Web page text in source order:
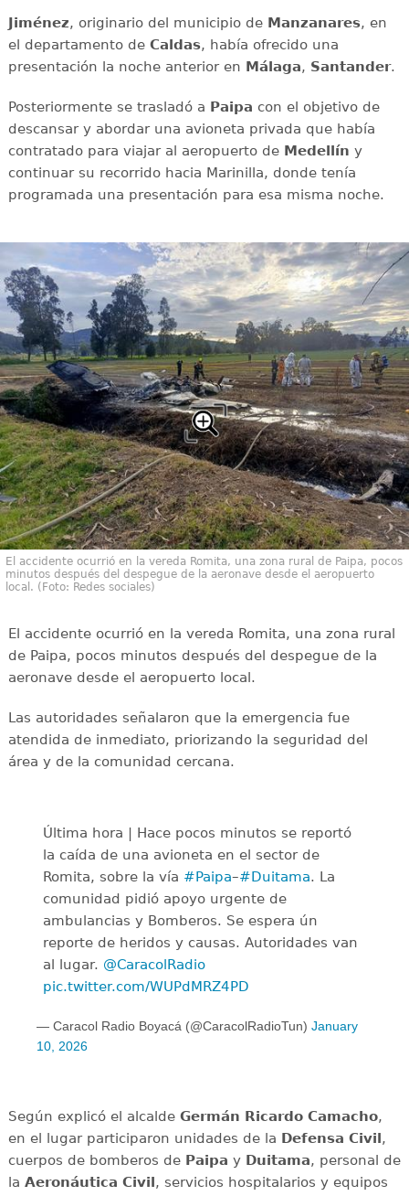
Jiménez, originario del municipio de Manzanares, en
el departamento de Caldas, había ofrecido una
presentación la noche anterior en Málaga, Santander.
Posteriormente se trasladó a Paipa con el objetivo de
descansar y abordar una avioneta privada que había
contratado para viajar al aeropuerto de Medellín y
continuar su recorrido hacia Marinilla, donde tenía
programada una presentación para esa misma noche.
El accidente ocurrió en la vereda Romita, una zona rural de Paipa, pocos
minutos después del despegue de la aeronave desde el aeropuerto
local. (Foto: Redes sociales)
El accidente ocurrió en la vereda Romita, una zona rural
de Paipa, pocos minutos después del despegue de la
aeronave desde el aeropuerto local.
Las autoridades señalaron que la emergencia fue
atendida de inmediato, priorizando la seguridad del
área y de la comunidad cercana.
Última hora | Hace pocos minutos se reportó
la caída de una avioneta en el sector de
Romita, sobre la vía #Paipa–#Duitama. La
comunidad pidió apoyo urgente de
ambulancias y Bomberos. Se espera ún
reporte de heridos y causas. Autoridades van
al lugar. @CaracolRadio
pic.twitter.com/WUPdMRZ4PD
— Caracol Radio Boyacá (@CaracolRadioTun) January
10, 2026
Según explicó el alcalde Germán Ricardo Camacho,
en el lugar participaron unidades de la Defensa Civil ,
cuerpos de bomberos de Paipa y Duitama, personal de
la Aeronáutica Civil , servicios hospitalarios y equipos